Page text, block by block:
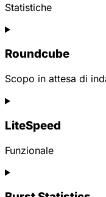
Statistiche
Consent
service
js
Roundcube
Scopo in attesa di
Consent
service
LiteSpeed
Funzionale
Consent